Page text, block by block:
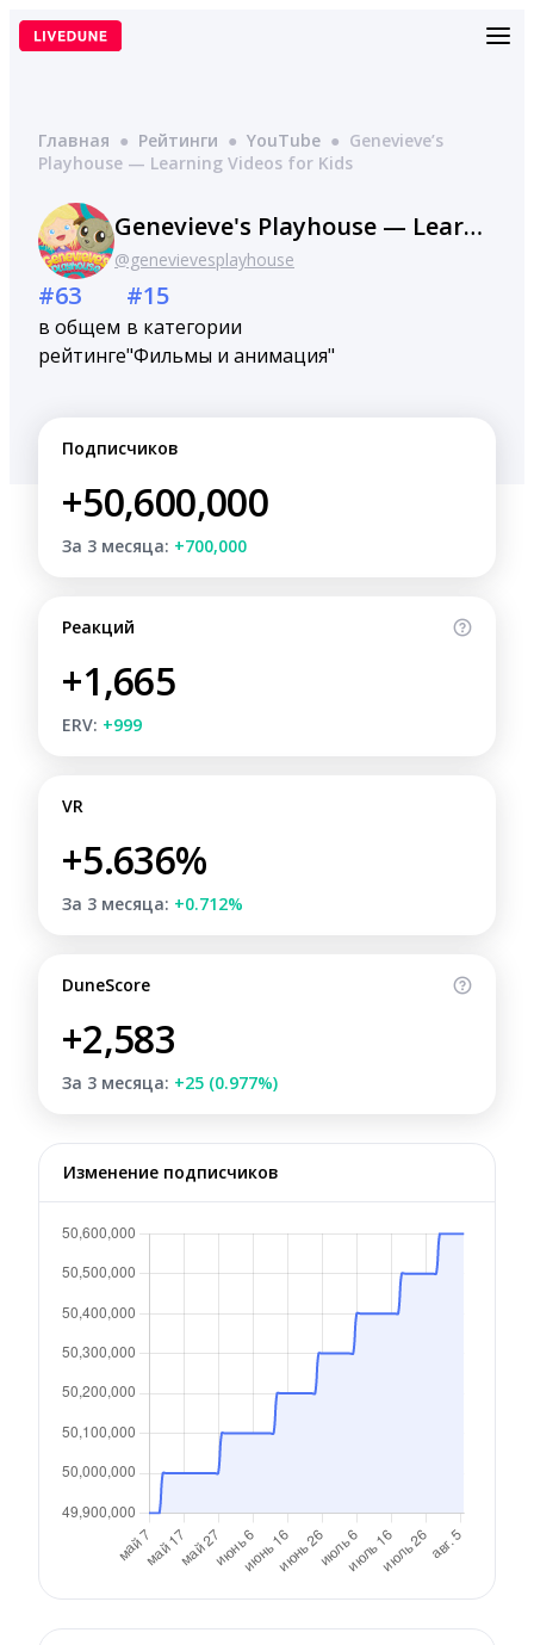
Перейти
Главная ● Рейтинги ● YouTube ● Genevieve’s
Playhouse — Learning Videos for Kids
Genevieve's Playhouse — Learning Videos for Kids
@genevievesplayhouse
#63
в общем
рейтинге
#15
в категории
"Фильмы и анимация"
Подписчиков
+50,600,000
За 3 месяца: +700,000
Реакций
+1,665
ERV: +999
VR
+5.636%
За 3 месяца: +0.712%
DuneScore
+2,583
За 3 месяца: +25 (0.977%)
Изменение подписчиков